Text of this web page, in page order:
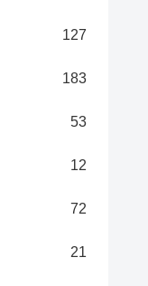
127
183
53
12
72
21